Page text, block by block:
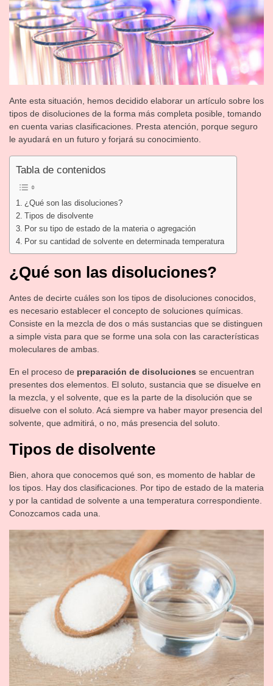
Ante esta situación, hemos decidido elaborar un artículo sobre los
tipos de disoluciones de la forma más completa posible, tomando
en cuenta varias clasificaciones. Presta atención, porque seguro
le ayudará en un futuro y forjará su conocimiento.
Tabla de contenidos
¿Qué son las disoluciones?
Tipos de disolvente
Por su tipo de estado de la materia o agregación
Por su cantidad de solvente en determinada temperatura
¿Qué son las disoluciones?
Antes de decirte cuáles son los tipos de disoluciones conocidos,
es necesario establecer el concepto de soluciones químicas.
Consiste en la mezcla de dos o más sustancias que se distinguen
a simple vista para que se forme una sola con las características
moleculares de ambas.
En el proceso de preparación de disoluciones se encuentran
presentes dos elementos. El soluto, sustancia que se disuelve en
la mezcla, y el solvente, que es la parte de la disolución que se
disuelve con el soluto. Acá siempre va haber mayor presencia del
solvente, que admitirá, o no, más presencia del soluto.
Tipos de disolvente
Bien, ahora que conocemos qué son, es momento de hablar de
los tipos. Hay dos clasificaciones. Por tipo de estado de la materia
y por la cantidad de solvente a una temperatura correspondiente.
Conozcamos cada una.